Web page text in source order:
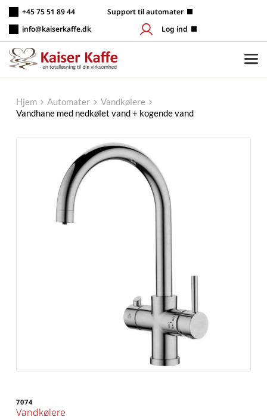
indhold
+45 75 51 89 44
info@kaiserkaffe.dk
Support til automater
Log ind
Hjem Automater
Vandkølere
Vandhane med nedkølet vand + kogende vand
7074
Vandkølere